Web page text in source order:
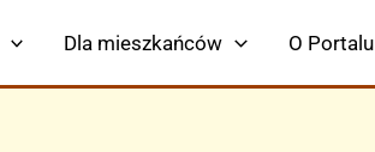
Dla mieszkańców O Portalu